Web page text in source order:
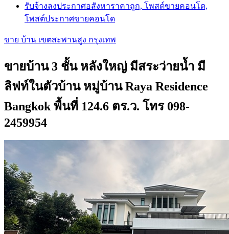
รับจ้างลงประกาศอสังหาราคาถูก, โพสต์ขายคอนโด,
โพสต์ประกาศขายคอนโด
ขาย บ้าน เขตสะพานสูง กรุงเทพ
ขายบ้าน 3 ชั้น หลังใหญ่ มีสระว่ายน้ำ มี
ลิฟท์ในตัวบ้าน หมู่บ้าน Raya Residence
Bangkok พื้นที่ 124.6 ตร.ว. โทร 098-
2459954